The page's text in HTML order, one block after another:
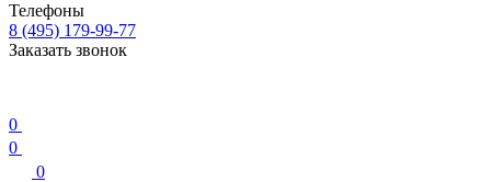
Телефоны
8 (495) 179-99-77
Заказать звонок
0
0
0